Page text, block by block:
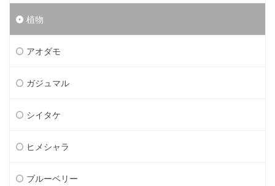
植物
アオダモ
ガジュマル
シイタケ
ヒメシャラ
ブルーベリー